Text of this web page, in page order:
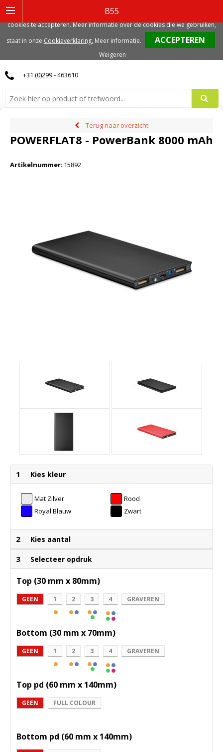
B55
0
+31 (0)299 - 463610
Terug naar overzicht
POWERFLAT8 - PowerBank 8000 mAh
Artikelnummer: 15892
1 Kies kleur
Mat Zilver
Rood
Royal Blauw
Zwart
2 Kies aantal
3 Selecteer opdruk
Top (30 mm x 80mm)
GEEN 1 2 3 4 GRAVEREN
Bottom (30 mm x 70mm)
GEEN 1 2 3 4 GRAVEREN
Top pd (60 mm x 140mm)
GEEN FULL COLOUR
Bottom pd (60 mm x 140mm)
gerelateerde cookies. Voor de beste gebruikerservaring, adviseren we deze
cookies te accepteren. Meer informatie over de cookies die we gebruiken,
staat in onze Cookieverklaring. Meer informatie.
Weigeren